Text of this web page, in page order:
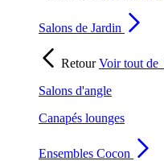
Salons de Jardin
RetourVoir tout de
Salons d'angle
Canapés lounges
Ensembles Cocon